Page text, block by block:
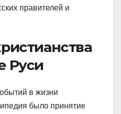
правителей и
Руси
в жизни
было принятие